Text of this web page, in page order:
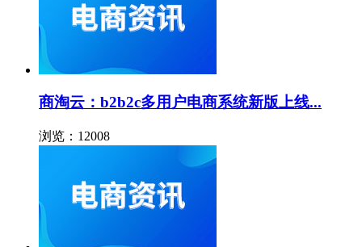
商淘云：b2b2c多用户电商系统新版上线...
浏览：12008